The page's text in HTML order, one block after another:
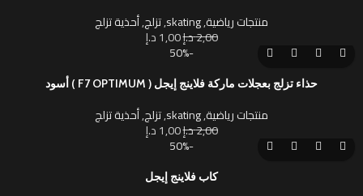
منتجات رياضية,
skating
,تزلج,أحذية تزلج
2,00د.إ1,00د.إ
-50%
حذاء تزلج بعجلات ماركة فلاينج إيجل ( F7 OPTIMUM ) أسود
منتجات رياضية,
skating
,تزلج,أحذية تزلج
2,00د.إ1,00د.إ
-50%
كاب فلاينج إيجل